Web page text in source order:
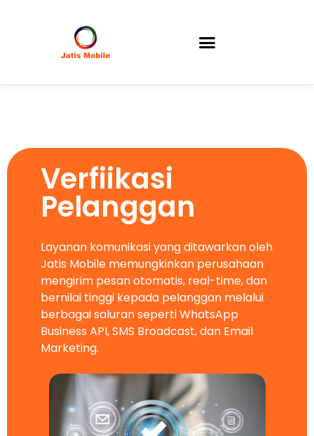
Verfiikasi
Pelanggan
Layanan komunikasi yang ditawarkan oleh
Jatis Mobile memungkinkan perusahaan
mengirim pesan otomatis, real-time, dan
bernilai tinggi kepada pelanggan melalui
berbagai saluran seperti WhatsApp
Business API, SMS Broadcast, dan Email
Marketing.